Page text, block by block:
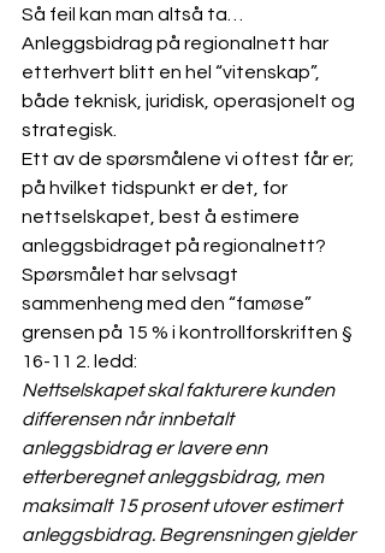
Så feil kan man altså ta…
Anleggsbidrag på regionalnett har
etterhvert blitt en hel “vitenskap”,
både teknisk, juridisk, operasjonelt og
strategisk.
Ett av de spørsmålene vi oftest får er;
på hvilket tidspunkt er det, for
nettselskapet, best å estimere
anleggsbidraget på regionalnett?
Spørsmålet har selvsagt
sammenheng med den “famøse”
grensen på 15 % i kontrollforskriften §
16-11 2. ledd:
Nettselskapet skal fakturere kunden
differensen når innbetalt
anleggsbidrag er lavere enn
etterberegnet anleggsbidrag, men
maksimalt 15 prosent utover estimert
anleggsbidrag. Begrensningen gjelder